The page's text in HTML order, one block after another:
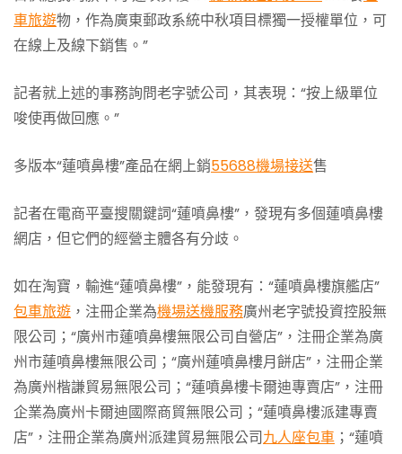
車旅遊物，作為廣東郵政系統中秋項目標獨一授權單位，可
在線上及線下銷售。”
記者就上述的事務詢問老字號公司，其表現：“按上級單位
唆使再做回應。”
多版本“蓮噴鼻樓”產品在網上銷55688機場接送售
記者在電商平臺搜關鍵詞“蓮噴鼻樓”，發現有多個蓮噴鼻樓
網店，但它們的經營主體各有分歧。
如在淘寶，輸進“蓮噴鼻樓”，能發現有：“蓮噴鼻樓旗艦店”
包車旅遊 ，注冊企業為機場送機服務廣州老字號投資控股無
限公司；“廣州市蓮噴鼻樓無限公司自營店”，注冊企業為廣
州市蓮噴鼻樓無限公司；“廣州蓮噴鼻樓月餅店”，注冊企業
為廣州楷謙貿易無限公司；“蓮噴鼻樓卡爾迪專賣店”，注冊
企業為廣州卡爾迪國際商貿無限公司；“蓮噴鼻樓派建專賣
店”，注冊企業為廣州派建貿易無限公司九人座包車 ；“蓮噴